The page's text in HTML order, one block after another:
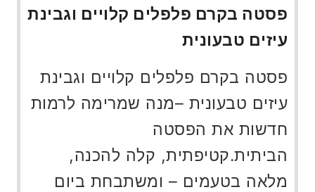
פסטה בקרם פלפלים קלויים וגבינת
עיזים טבעונית
פסטה בקרם פלפלים קלויים וגבינת
עיזים טבעונית –מנה שמרימה לרמות
חדשות את הפסטה
הביתית.קטיפתית, קלה להכנה,
מלאה בטעמים – ומשתבחת ביום